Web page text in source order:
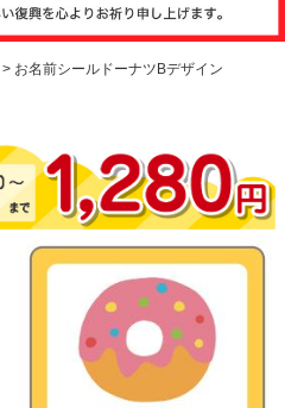
て
について
よくある質問
商品ガイド
会社概要
お名前シールドーナツBデザイン